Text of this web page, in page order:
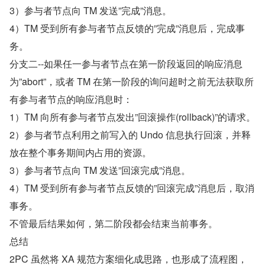
3）参与者节点向 TM 发送”完成”消息。
4）TM 受到所有参与者节点反馈的”完成”消息后，完成事
务。
分支二--如果任一参与者节点在第一阶段返回的响应消息
为”abort”，或者 TM 在第一阶段的询问超时之前无法获取所
有参与者节点的响应消息时：
1）TM 向所有参与者节点发出”回滚操作(rollback)”的请求。
2）参与者节点利用之前写入的 Undo 信息执行回滚，并释
放在整个事务期间内占用的资源。
3）参与者节点向 TM 发送”回滚完成”消息。
4）TM 受到所有参与者节点反馈的”回滚完成”消息后，取消
事务。
不管最后结果如何，第二阶段都会结束当前事务。
总结
2PC 虽然将 XA 规范方案细化成思路，也形成了流程图，